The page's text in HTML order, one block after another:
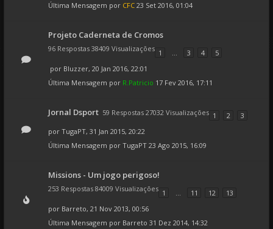
Última Mensagem por CFC 23 Set 2016, 01:04
Projeto Caderneta de Cromos
96 Respostas 38409 Visualizações 1 ... 3 4
5
por Bluzzer, 20 Jan 2016, 22:01
Última Mensagem por R.Patricio 17 Fev 2016, 17:11
Jornal Dsport 59 Respostas 27032 Visualizações 1 2
3
por TugaPT, 31 Jan 2015, 20:22
Última Mensagem por TugaPT 23 Ago 2015, 16:09
Missions - Um jogo perigoso!
253 Respostas 84009 Visualizações 1 ... 11 12
13
por Barreto, 21 Nov 2013, 00:56
Última Mensagem por Barreto 31 Dez 2014, 14:32